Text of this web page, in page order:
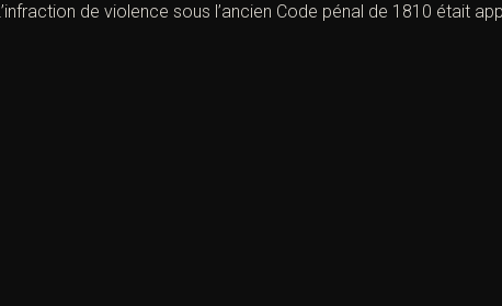
de violence sous l’ancien Code pénal de 1810 était